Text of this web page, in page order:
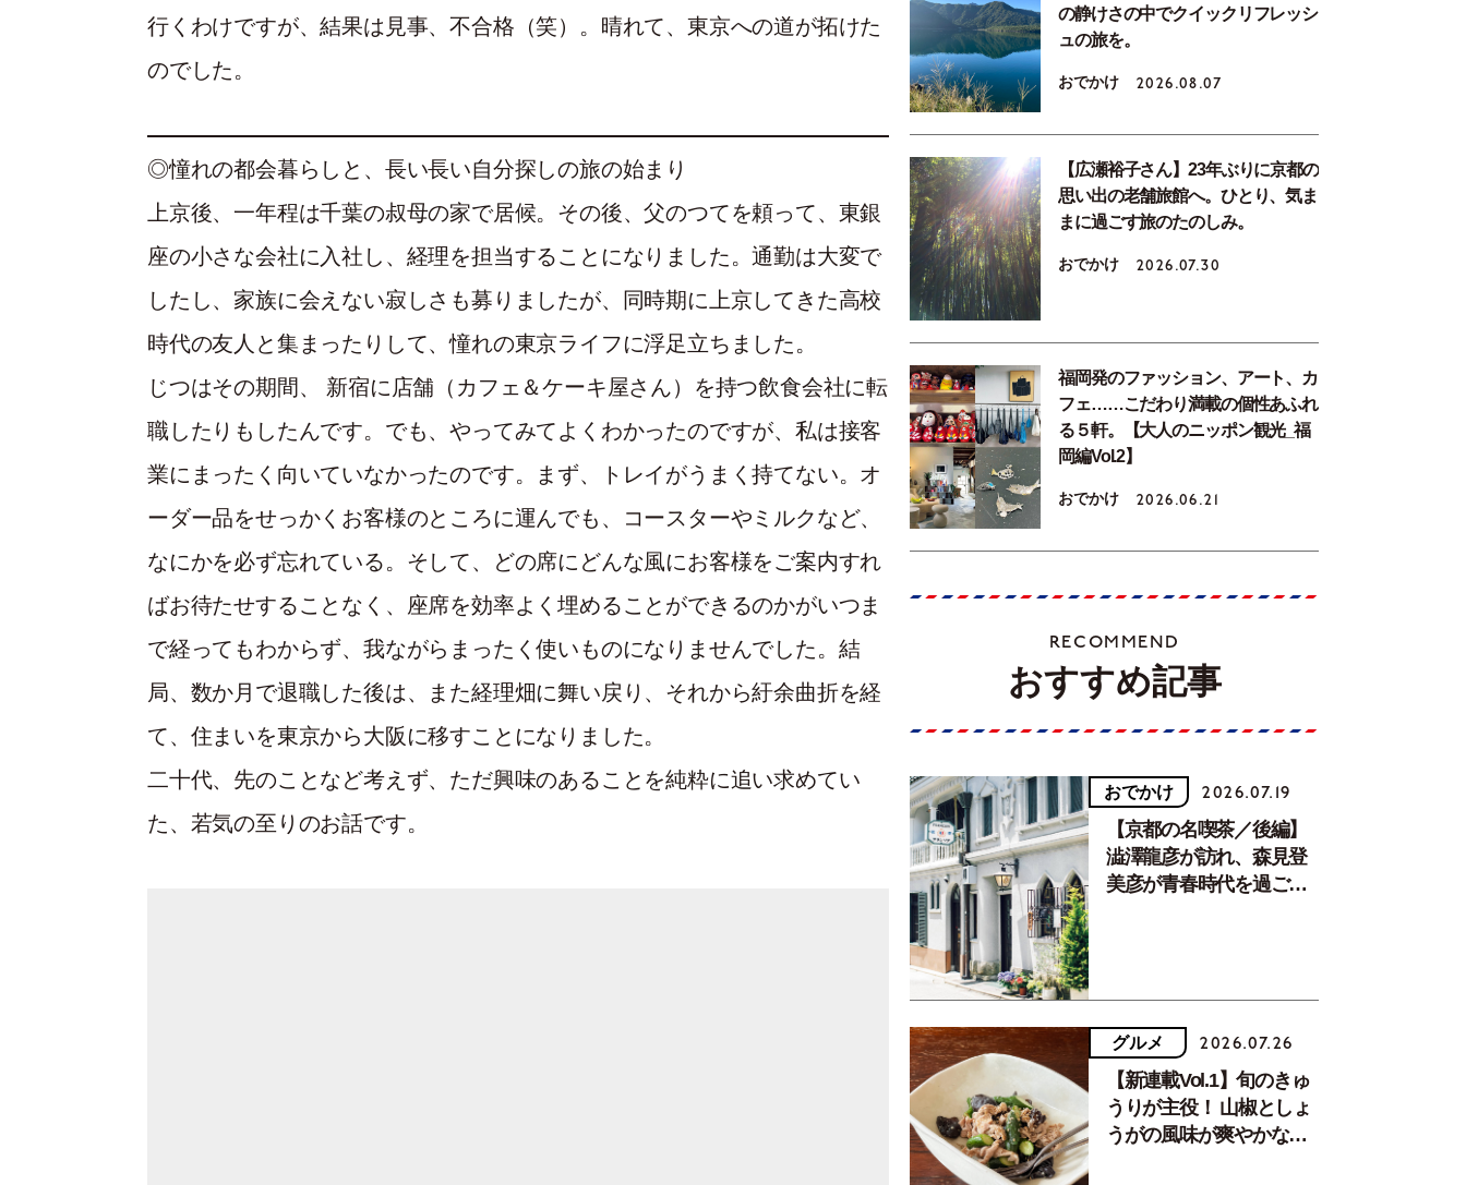
行くわけですが、結果は見事、不合格（笑）。晴れて、東京への道が拓けた
のでした。
◎憧れの都会暮らしと、長い長い自分探しの旅の始まり
上京後、一年程は千葉の叔母の家で居候。その後、父のつてを頼って、東銀
座の小さな会社に入社し、経理を担当することになりました。通勤は大変で
したし、家族に会えない寂しさも募りましたが、同時期に上京してきた高校
時代の友人と集まったりして、憧れの東京ライフに浮足立ちました。
じつはその期間、 新宿に店舗（カフェ＆ケーキ屋さん）を持つ飲食会社に転
職したりもしたんです。でも、やってみてよくわかったのですが、私は接客
業にまったく向いていなかったのです。まず、トレイがうまく持てない。オ
ーダー品をせっかくお客様のところに運んでも、コースターやミルクなど、
なにかを必ず忘れている。そして、どの席にどんな風にお客様をご案内すれ
ばお待たせすることなく、座席を効率よく埋めることができるのかがいつま
で経ってもわからず、我ながらまったく使いものになりませんでした。結
局、数か月で退職した後は、また経理畑に舞い戻り、それから紆余曲折を経
て、住まいを東京から大阪に移すことになりました。
二十代、先のことなど考えず、ただ興味のあることを純粋に追い求めてい
た、若気の至りのお話です。
の静けさの中でクイックリフレッシ
ュの旅を。
おでかけ 2026.08.07
【広瀬裕子さん】23年ぶりに京都の
思い出の老舗旅館へ。ひとり、気ま
まに過ごす旅のたのしみ。
おでかけ 2026.07.30
福岡発のファッション、アート、カ
フェ……こだわり満載の個性あふれ
る５軒。【大人のニッポン観光_福
岡編Vol.2】
おでかけ 2026.06.21
RECOMMEND
おすすめ記事
おでかけ 2026.07.19
【京都の名喫茶／後編】
澁澤龍彦が訪れ、森見登
美彦が青春時代を過ごし
グルメ 2026.07.26
【新連載Vol.1】旬のきゅ
うりが主役！ 山椒としょ
うがの風味が爽やかな、